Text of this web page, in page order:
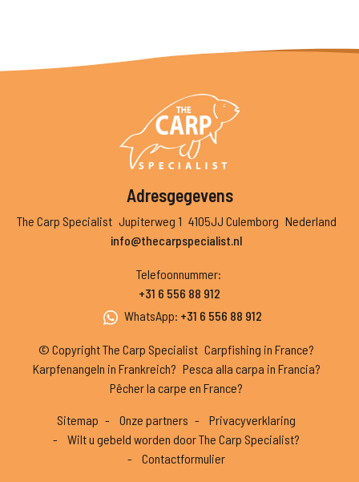
Adresgegevens
The Carp Specialist Jupiterweg 1 4105JJ Culemborg Nederland
info@thecarpspecialist.nl
Telefoonnummer:
+31 6 556 88 912
WhatsApp: +31 6 556 88 912
© Copyright The Carp Specialist Carpfishing in France?
Karpfenangeln in Frankreich? Pesca alla carpa in Francia?
Pêcher la carpe en France?
Sitemap Onze partners
Privacyverklaring
Wilt u gebeld worden door The Carp Specialist?
Contactformulier